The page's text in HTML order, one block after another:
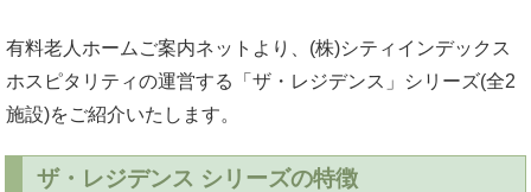
有料老人ホームご案内ネットより、(株)シティインデックス
ホスピタリティの運営する「ザ・レジデンス」シリーズ(全2
施設)をご紹介いたします。
ザ・レジデンス シリーズの特徴